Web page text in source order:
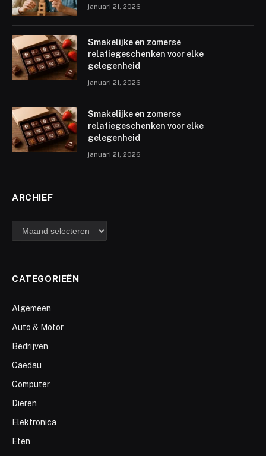
januari 21, 2026
Smakelijke en zomerse
relatiegeschenken voor elke
gelegenheid
januari 21, 2026
Smakelijke en zomerse
relatiegeschenken voor elke
gelegenheid
januari 21, 2026
ARCHIEF
archief
CATEGORIEËN
Algemeen
Auto & Motor
Bedrijven
Caedau
Computer
Dieren
Elektronica
Eten